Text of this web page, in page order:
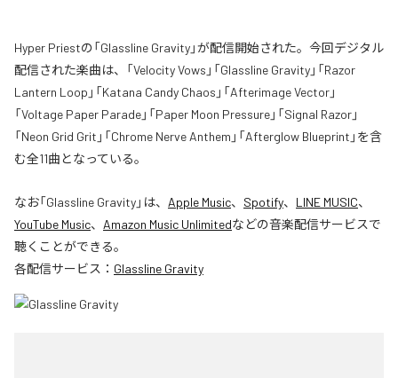
Hyper Priestの「Glassline Gravity」が配信開始された。今回デジタル
配信された楽曲は、「Velocity Vows」「Glassline Gravity」「Razor
Lantern Loop」「Katana Candy Chaos」「Afterimage Vector」
「Voltage Paper Parade」「Paper Moon Pressure」「Signal Razor」
「Neon Grid Grit」「Chrome Nerve Anthem」「Afterglow Blueprint」を含
む全11曲となっている。
なお「Glassline Gravity」は、 Apple Music、 Spotify、 LINE MUSIC、
YouTube Music、 Amazon Music Unlimitedなどの音楽配信サービスで
聴くことができる。
各配信サービス： Glassline Gravity